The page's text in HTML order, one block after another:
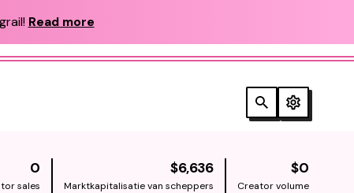
Read more
0
sales
$6,636NATIVE
Marktkapitalisatie van scheppers
$0
Creator volume